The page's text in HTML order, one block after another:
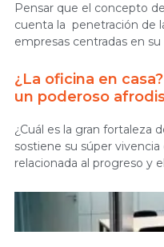
Pensar que el concepto
cuenta la penetración de
empresas centradas en
¿La oficina en
un poderoso
¿Cuál es la gran fortaleza
sostiene su súper
relacionada al progreso y